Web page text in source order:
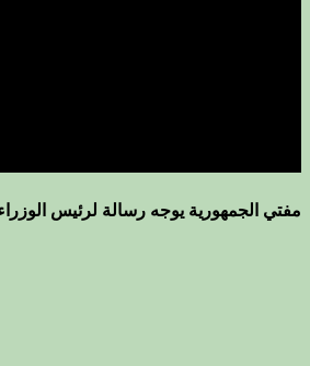
مفتي الجمهورية يوجه رسالة لرئيس